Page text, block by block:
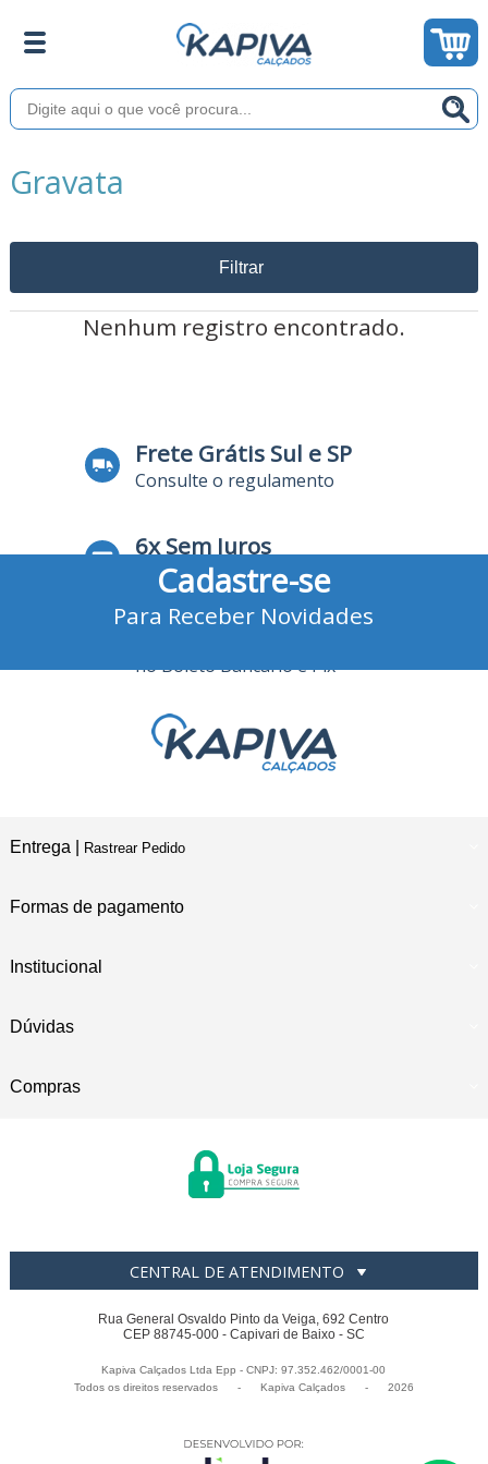
Gravata
Filtrar
Nenhum registro encontrado.
Frete Grátis Sul e SP
Consulte o regulamento
6x Sem Juros
no Cartão de Crédito
no Boleto Bancário e Pix
Cadastre-se
Para Receber Novidades
Entrega | Rastrear Pedido
Formas de pagamento
Institucional
Dúvidas
Compras
CENTRAL DE ATENDIMENTO
Rua General Osvaldo Pinto da Veiga, 692 Centro
CEP 88745-000 - Capivari de Baixo - SC
Kapiva Calçados Ltda Epp - CNPJ: 97.352.462/0001-00
Todos os direitos reservados
- Kapiva Calçados - 2026